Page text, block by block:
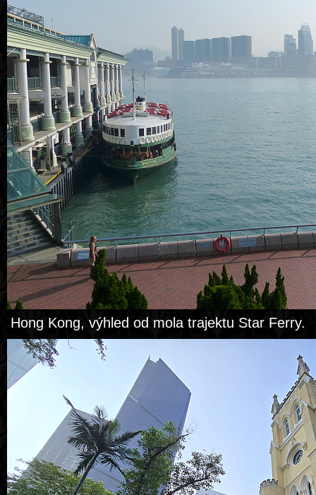
Hong Kong, výhled od mola trajektu Star Ferry.